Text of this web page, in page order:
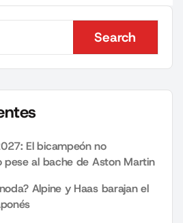
Search
Search
El bicampeón no
pese al bache de Aston Martin
Alpine y Haas barajan el